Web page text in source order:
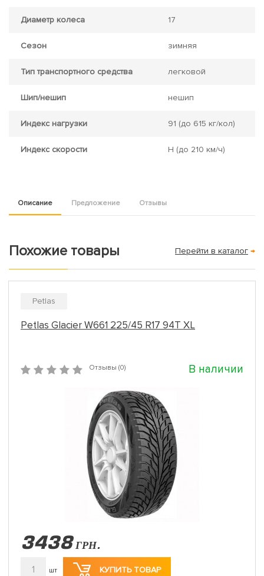
Диаметр колеса 17
Сезон зимняя
Тип транспортного средства легковой
Шип/нешип нешип
Индекс нагрузки 91 (до 615 кг/кол)
Индекс скорости H (до 210 км/ч)
Описание Предложение Отзывы
Похожие товары Перейти в каталог →
Petlas
Petlas Glacier W661 225/45 R17 94T XL
Отзывы (0) В наличии
3438 ГРН.
1 шт КУПИТЬ ТОВАР